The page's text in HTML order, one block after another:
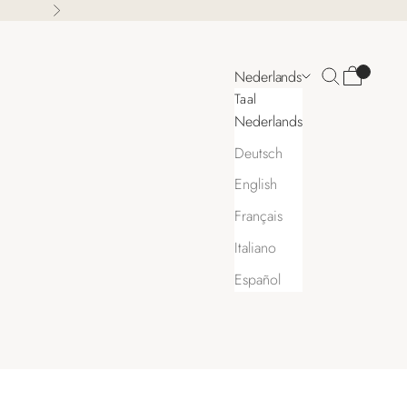
Volgende
Nederlands
Taal
Nederlands
Deutsch
English
Français
Italiano
Español
Zoeken